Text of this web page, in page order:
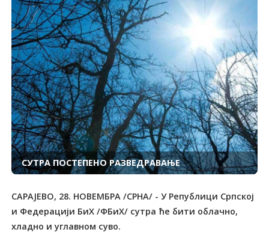
СУTРА ПОСTЕПЕНО РАЗВЕДРАВАЊЕ
САРАЈЕВО, 28. НОВЕМБРА /СРНА/ - У Републици Српској
и Федерацији БиХ /ФБиХ/ сутра ће бити облачно,
хладно и углавном суво.